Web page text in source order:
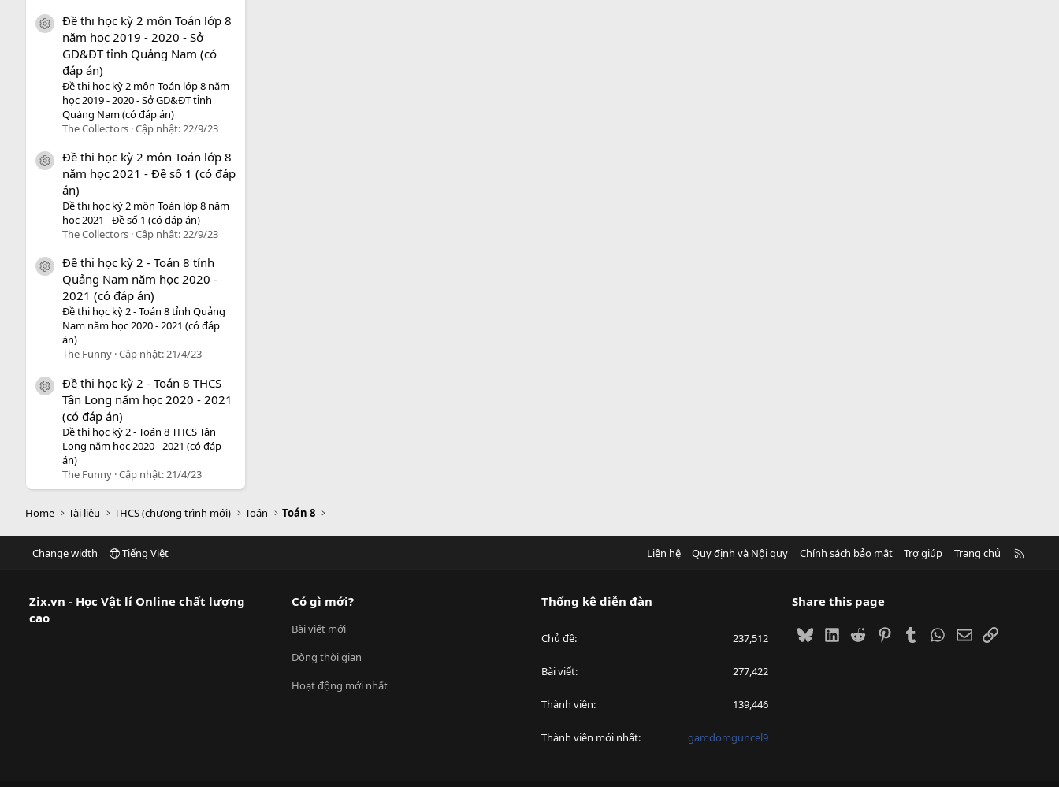
icon tài liệu
Đề thi học kỳ 2 môn Toán lớp 8
năm học 2019 - 2020 - Sở
GD&ĐT tỉnh Quảng Nam (có
đáp án)
Đề thi học kỳ 2 môn Toán lớp 8 năm
học 2019 - 2020 - Sở GD&ĐT tỉnh
Quảng Nam (có đáp án)
The Collectors Cập nhật:22/9/23
icon tài liệu
Đề thi học kỳ 2 môn Toán lớp 8
năm học 2021 - Đề số 1 (có đáp
án)
Đề thi học kỳ 2 môn Toán lớp 8 năm
học 2021 - Đề số 1 (có đáp án)
The Collectors Cập nhật:22/9/23
icon tài liệu
Đề thi học kỳ 2 - Toán 8 tỉnh
Quảng Nam năm học 2020 -
2021 (có đáp án)
Đề thi học kỳ 2 - Toán 8 tỉnh Quảng
Nam năm học 2020 - 2021 (có đáp
án)
The Funny Cập nhật:21/4/23
icon tài liệu
Đề thi học kỳ 2 - Toán 8 THCS
Tân Long năm học 2020 - 2021
(có đáp án)
Đề thi học kỳ 2 - Toán 8 THCS Tân
Long năm học 2020 - 2021 (có đáp
án)
The Funny Cập nhật: 21/4/23
Home Tài liệu THCS (chương trình mới) Toán Toán 8
Change width Tiếng Việt Liên hệ Quy định và Nội quy Chính sách bảo mật Trợ giúp Trang chủ
Zix.vn - Học Vật lí Online chất lượng
cao
Có gì mới?
Bài viết mới
Dòng thời gian
Hoạt động mới nhất
Thống kê diễn đàn
Chủ đề 237,512
Bài viết 277,422
Thành viên 139,446
Thành viên mới nhất gamdomguncel9
Share this page
BlueskyLinkedIn
Reddit PinterestTumblrWhatsApp
EmailLink